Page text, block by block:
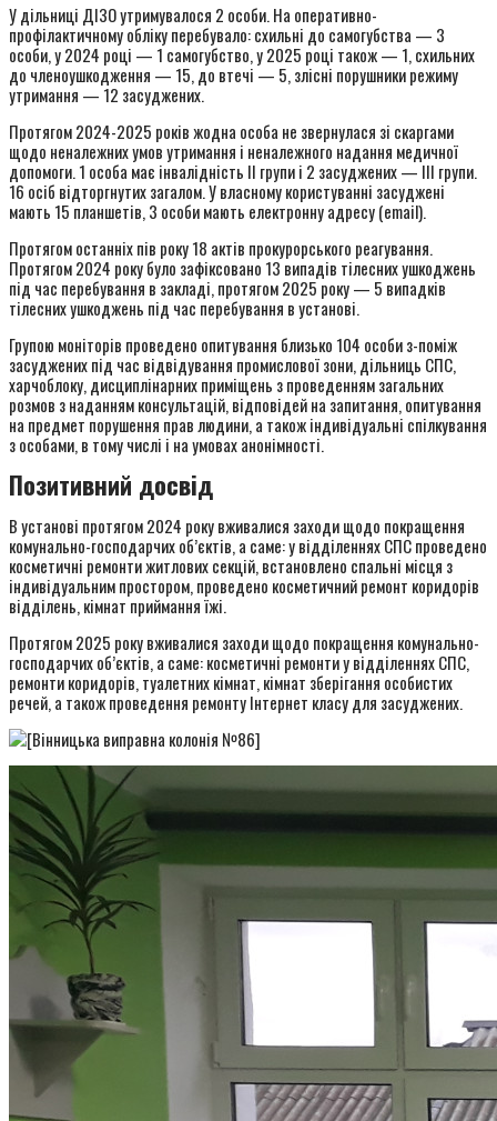
У дільниці ДІЗО утримувалося 2 особи. На оперативно-
профілактичному обліку перебувало: схильні до самогубства — 3
особи, у 2024 році — 1 самогубство, у 2025 році також — 1, схильних
до членоушкодження — 15, до втечі — 5, злісні порушники режиму
утримання — 12 засуджених.
Протягом 2024-2025 років жодна особа не звернулася зі скаргами
щодо неналежних умов утримання і неналежного надання медичної
допомоги. 1 особа має інвалідність ІІ групи і 2 засуджених — ІІІ групи.
16 осіб відторгнутих загалом. У власному користуванні засуджені
мають 15 планшетів, 3 особи мають електронну адресу (email).
Протягом останніх пів року 18 актів прокурорського реагування.
Протягом 2024 року було зафіксовано 13 випадів тілесних ушкоджень
під час перебування в закладі, протягом 2025 року — 5 випадків
тілесних ушкоджень під час перебування в установі.
Групою моніторів проведено опитування близько 104 особи з-поміж
засуджених під час відвідування промислової зони, дільниць СПС,
харчоблоку, дисциплінарних приміщень з проведенням загальних
розмов з наданням консультацій, відповідей на запитання, опитування
на предмет порушення прав людини, а також індивідуальні спілкування
з особами, в тому числі і на умовах анонімності.
Позитивний досвід
В установі протягом 2024 року вживалися заходи щодо покращення
комунально-господарчих об’єктів, а саме: у відділеннях СПС проведено
косметичні ремонти житлових секцій, встановлено спальні місця з
індивідуальним простором, проведено косметичний ремонт коридорів
відділень, кімнат приймання їжі.
Протягом 2025 року вживалися заходи щодо покращення комунально-
господарчих об’єктів, а саме: косметичні ремонти у відділеннях СПС,
ремонти коридорів, туалетних кімнат, кімнат зберігання особистих
речей, а також проведення ремонту Інтернет класу для засуджених.